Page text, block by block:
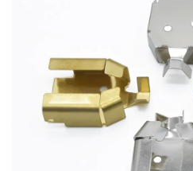
Video
Kontaktieren Sie uns